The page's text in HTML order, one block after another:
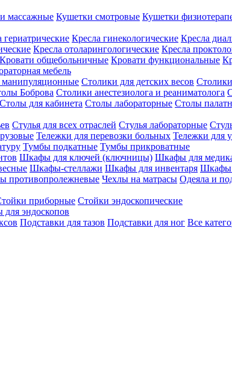
массажные Кушетки смотровые Кушетки
гериатрические Кресла гинекологические Кресла
Кресла отоларингологические Кресла
Кровати общебольничные Кровати функциональные
мебель
Столики для детских весов
Боброва Столики анестезиолога и реаниматолога
Столы для кабинета Столы лабораторные Столы
Стулья для всех отраслей Стулья лабораторные
Тележки для перевозки больных Тележки для
Тумбы подкатные Тумбы прикроватные
Шкафы для ключей (ключницы) Шкафы для
Шкафы-стеллажи Шкафы для инвентаря Шкафы
противопролежневые Чехлы на матрасы Одеяла и
приборные Стойки эндоскопические
эндоскопов
Подставки для тазов Подставки для ног Все